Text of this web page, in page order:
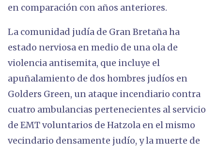
en comparación con años anteriores.
La comunidad judía de Gran Bretaña ha
estado nerviosa en medio de una ola de
violencia antisemita, que incluye el
apuñalamiento de dos hombres judíos en
Golders Green, un ataque incendiario contra
cuatro ambulancias pertenecientes al servicio
de EMT voluntarios de Hatzola en el mismo
vecindario densamente judío, y la muerte de